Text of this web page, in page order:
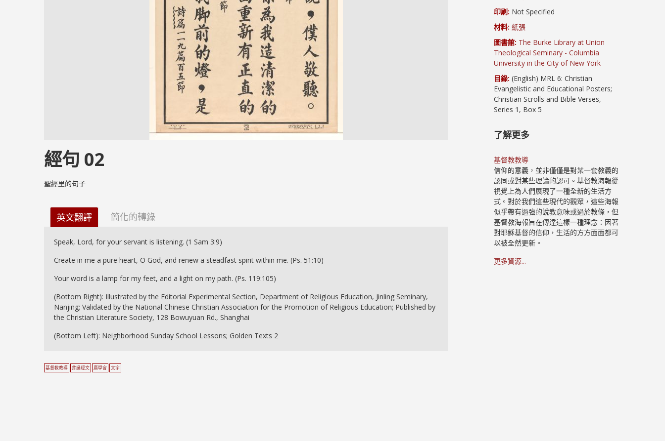
經句 02
聖經里的句子
英文翻譯 簡化的轉錄
Speak, Lord, for your servant is listening. (1 Sam 3:9)
Create in me a pure heart, O God, and renew a steadfast spirit within me. (Ps. 51:10)
Your word is a lamp for my feet, and a light on my path. (Ps. 119:105)
(Bottom Right): Illustrated by the Editorial Experimental Section, Department of Religious Education, Jinling Seminary,
Nanjing; Validated by the National Chinese Christian Association for the Promotion of Religious Education; Published by
the Christian Literature Society, 128 Bowuyuan Rd., Shanghai
(Bottom Left): Neighborhood Sunday School Lessons; Golden Texts 2
基督教教導 背誦經文 廣學會 文字
印刷: Not Specified
材料: 紙張
圖書館: The Burke Library at Union
Theological Seminary - Columbia
University in the City of New York
目錄: (English) MRL 6: Christian
Evangelistic and Educational Posters;
Christian Scrolls and Bible Verses,
Series 1, Box 5
了解更多
基督教教導
信仰的意義，並非僅僅是對某一套教義的
認同或對某些理論的認可。基督教海報從
視覺上為人們展現了一種全新的生活方
式。對於我們這些現代的觀眾，這些海報
似乎帶有過強的說教意味或過於教條，但
基督教海報旨在傳達這樣一種理念：因著
對耶穌基督的信仰，生活的方方面面都可
以被全然更新。
更多資源...